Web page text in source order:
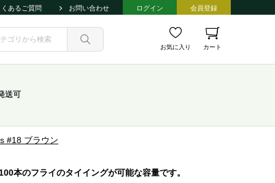
くあるご質問 お問い合わせ ログイン 会員登録
お気に入り カート
送可
#18 ブラウン
本のフライのタイイングが可能な容量です。